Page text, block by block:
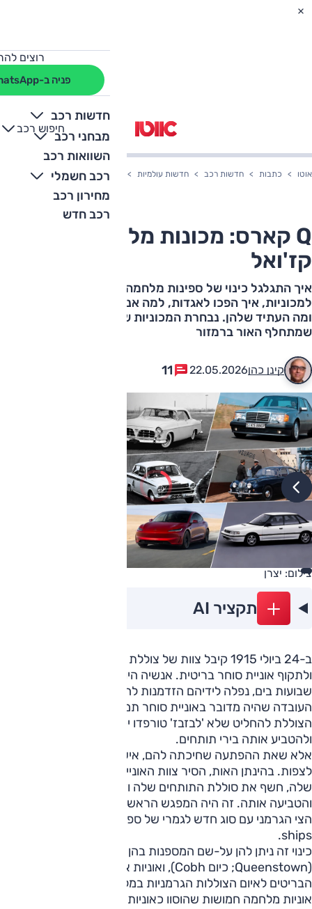
רוצים
פניה ב-WhatsApp
חדשות רכב
מבחני רכב
השוואות רכב
רכב חשמלי
מחירון רכב
רכב חדש
חיפוש רכב
+
-
אוטו כתבות חדשות רכב חדשות עולמיות
Q קארס: מכונות מלחמה על
קז'ואל
איך התגלגל כינוי של ספינות מלחמה סודיות בצי הבריטי
למכוניות, איך הפכו לאגדות, למה אנחנו אוהבים אותן כל כך
ומה העתיד שלהן. נבחרת המכוניות שנראות רגילות עד
שמתחלף האור ברמזור
קינן כהן22.05.2026
11
צילום: יצרן
תקציר AI
ב-24 ביולי 1915 קיבל צוות של צוללת גרמנית הוראה לצוף
ולתקוף אוניית סוחר בריטית. אנשיה היו משוכנעים שאחרי
שבועות בים, נפלה לידיהם הזדמנות להטביע עוד אוניית אספקה.
העובדה שהיה מדובר באוניית סוחר תמימה הביאה את מפקד
הצוללת להחליט שלא 'לבזבז' טורפדו יקר בירי תת-ימי, לצוף
ולהטביע אותה בירי תותחים.
אלא שאת ההפתעה שחיכתה להם, איש מהם לא יכול היה
לצפות. בהינתן האות, הסיר צוות האונייה את הכיסוי מעל ה'מטען'
שלה, חשף את סוללת התותחים שלה וזו פתחה באש על הצוללת
והטביעה אותה. זה היה המפגש הראשון של אנשי הצוללות של
ships.
כינוי זה ניתן להן על-שם המספנות בהן נבנו בעיירה קווינסטאון
(Queenstown; כיום Cobh), ואוניות אלה היו המענה של
הבריטים לאיום הצוללות הגרמניות במלחמת העולם הראשונה.
אוניות מלחמה חמושות שהוסוו כאוניות סוחר רגילות, ונועדו